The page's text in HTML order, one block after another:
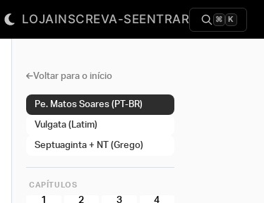
LOJAINSCREVA-SEENTRAR ⌘ K
Voltar para o início
Pe. Matos Soares (PT-BR)
Vulgata (Latim)
Septuaginta + NT (Grego)
CAPÍTULOS
1 2 3
4